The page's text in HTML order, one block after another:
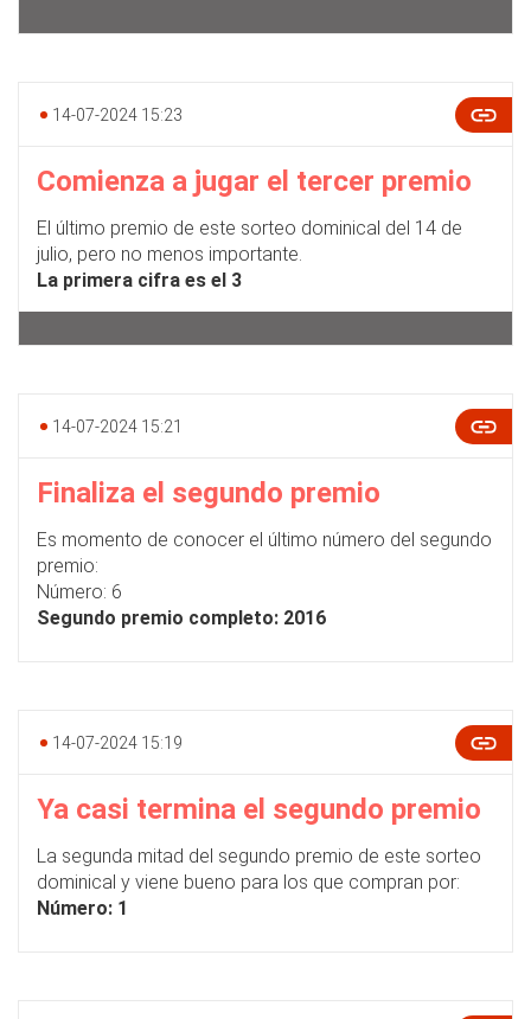
14-07-2024 15:23
Comienza a jugar el tercer premio
El último premio de este sorteo dominical del 14 de
julio, pero no menos importante.
La primera cifra es el 3
14-07-2024 15:21
Finaliza el segundo premio
Es momento de conocer el último número del segundo
premio:
Número: 6
Segundo premio completo: 2016
14-07-2024 15:19
Ya casi termina el segundo premio
La segunda mitad del segundo premio de este sorteo
dominical y viene bueno para los que compran por:
Número: 1